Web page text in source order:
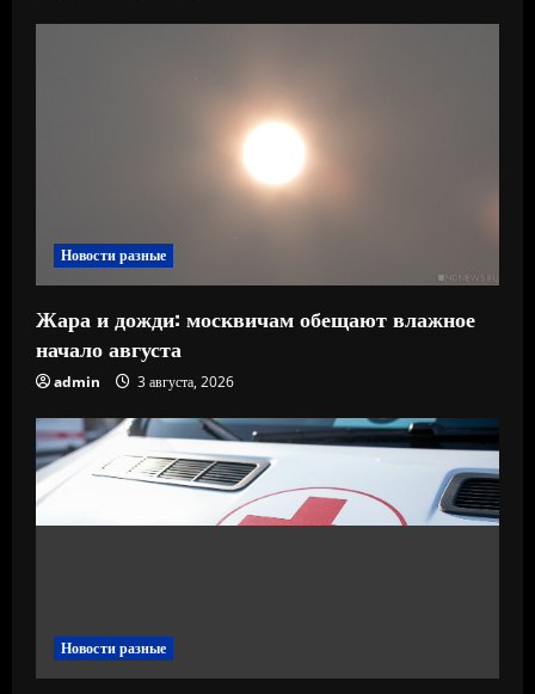
Новости разные
Жара и дожди: москвичам обещают влажное
начало августа
admin 3 августа, 2026
Новости разные